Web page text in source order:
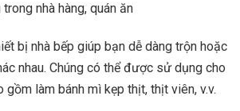
nhà hàng, quán ăn
bị nhà bếp giúp bạn dễ dàng trộn hoặc
nhau. Chúng có thể được sử dụng cho
gồm làm bánh mì kẹp thịt, thịt viên, v.v.